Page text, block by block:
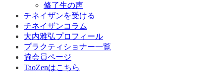
修了生の声
チネイザンを受ける
チネイザンコラム
大内雅弘プロフィール
プラクティショナー一覧
協会員ページ
TaoZenはこちら